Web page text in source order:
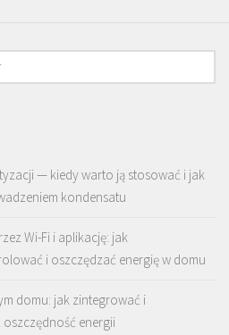
— kiedy warto ją stosować i jak
kondensatu
Wi-Fi i aplikację: jak
i oszczędzać energię w domu
domu: jak zintegrować i
energii